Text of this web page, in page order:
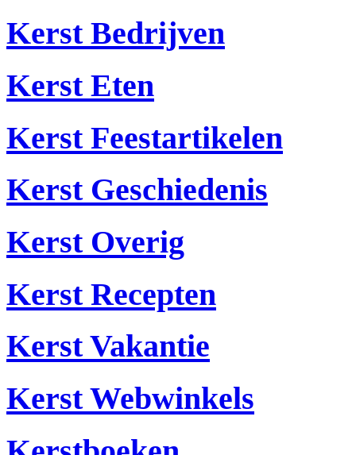
Kerst Bedrijven
Kerst Eten
Kerst Feestartikelen
Kerst Geschiedenis
Kerst Overig
Kerst Recepten
Kerst Vakantie
Kerst Webwinkels